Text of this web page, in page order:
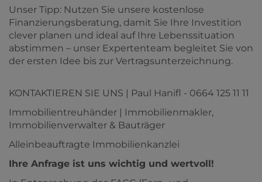
Unser Tipp: Nutzen Sie unsere kostenlose
Finanzierungsberatung, damit Sie Ihre Investition
clever planen und ideal auf Ihre Lebenssituation
abstimmen – unser Expertenteam begleitet Sie von
der ersten Idee bis zur Vertragsunterzeichnung.
KONTAKTIEREN SIE UNS | Paul Hanifl - 0664 125 11 11
Immobilientreuhänder | Immobilienmakler,
Immobilienverwalter & Bauträger
Alleinbeauftragte Immobilienkanzlei
Ihre Anfrage ist uns wichtig und wertvoll!